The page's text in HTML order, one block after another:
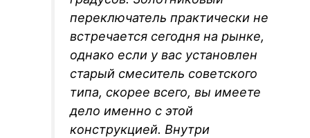
переключатель практически не
встречается сегодня на рынке,
однако если у вас установлен
старый смеситель советского
типа, скорее всего, вы имеете
дело именно с этой
конструкцией. Внутри